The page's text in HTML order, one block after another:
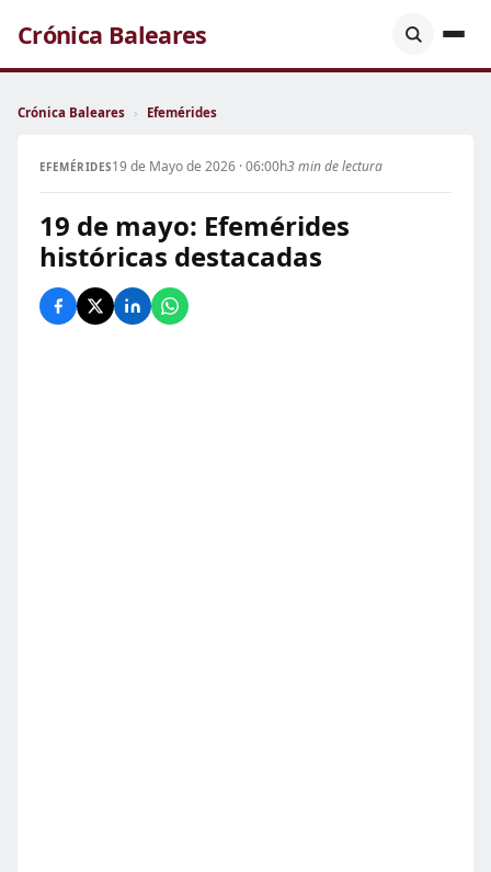
Crónica Baleares
Crónica Baleares › Efemérides
EFEMÉRIDES19 de Mayo de 2026 · 06:00h3 min de lectura
19 de mayo: Efemérides
históricas destacadas